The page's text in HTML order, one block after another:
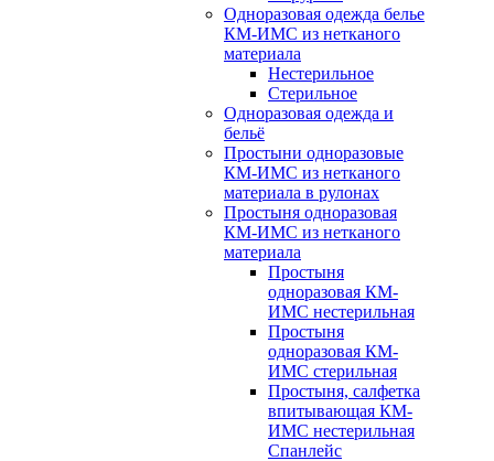
Одноразовая одежда белье
КМ-ИМС из нетканого
материала
Нестерильное
Стерильное
Одноразовая одежда и
бельё
Простыни одноразовые
КМ-ИМС из нетканого
материала в рулонах
Простыня одноразовая
КМ-ИМС из нетканого
материала
Простыня
одноразовая КМ-
ИМС нестерильная
Простыня
одноразовая КМ-
ИМС стерильная
Простыня, салфетка
впитывающая КМ-
ИМС нестерильная
Спанлейс